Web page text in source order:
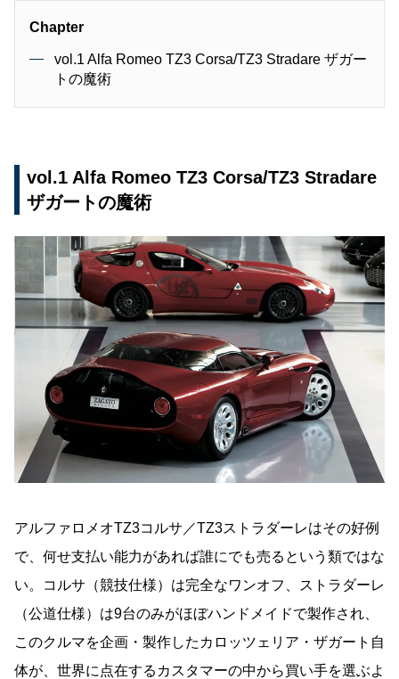
Chapter
vol.1 Alfa Romeo TZ3 Corsa/TZ3 Stradare ザガー
トの魔術
vol.1 Alfa Romeo TZ3 Corsa/TZ3 Stradare
ザガートの魔術
アルファロメオTZ3コルサ／TZ3ストラダーレはその好例
で、何せ支払い能力があれば誰にでも売るという類ではな
い。コルサ（競技仕様）は完全なワンオフ、ストラダーレ
（公道仕様）は9台のみがほぼハンドメイドで製作され、
このクルマを企画・製作したカロッツェリア・ザガート自
体が、世界に点在するカスタマーの中から買い手を選ぶよ